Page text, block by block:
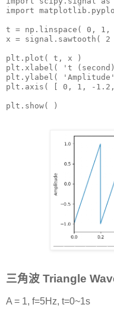
import
t = np.linspace( 0, 1,
x = signal.sawtooth(
plt.plot( t, x )
plt.xlabel( 't
plt.ylabel(
plt.axis( [ 0, 1, -
plt.show( )
三角波 Triangle
A = 1, f=5Hz, t=0~1s